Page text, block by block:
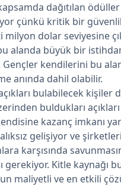
dağıtılan
çünkü kritik bir güvenlik
dolar seviyesine
alanda büyük bir
Gençler kendilerini bu
anında dahil olabilir.
bulabilecek kişiler
buldukları açıkları
kazanç imkanı
gelişiyor ve
karşısında
gerekiyor. Kitle kaynağı
maliyetli ve en etkili